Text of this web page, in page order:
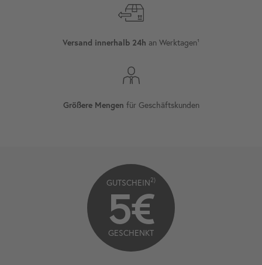
Versand innerhalb 24h an Werktagen¹
Größere Mengen für Geschäftskunden
GUTSCHEIN2)
5€
GESCHENKT